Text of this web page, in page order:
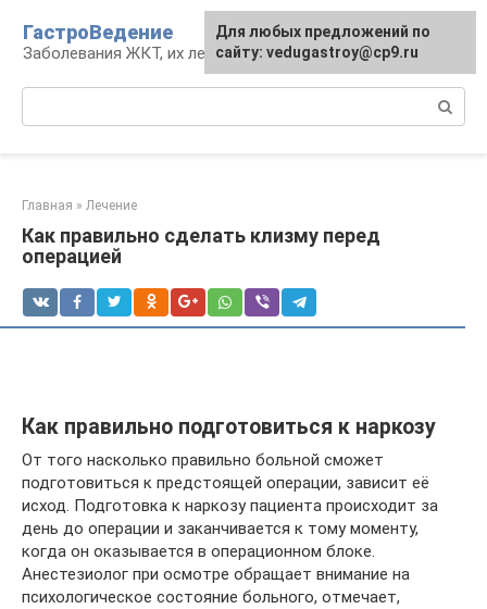
контенту
ГастроВедение
Заболевания ЖКТ, их лечение и профилактика
Главная » Лечение
Как правильно сделать клизму перед
операцией
Как правильно подготовиться к наркозу
От того насколько правильно больной сможет
подготовиться к предстоящей операции, зависит её
исход. Подготовка к наркозу пациента происходит за
день до операции и заканчивается к тому моменту,
когда он оказывается в операционном блоке.
Анестезиолог при осмотре обращает внимание на
психологическое состояние больного, отмечает,
Для любых предложений по
сайту: vedugastroy@cp9.ru